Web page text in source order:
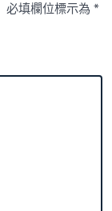
必填欄位標示為*